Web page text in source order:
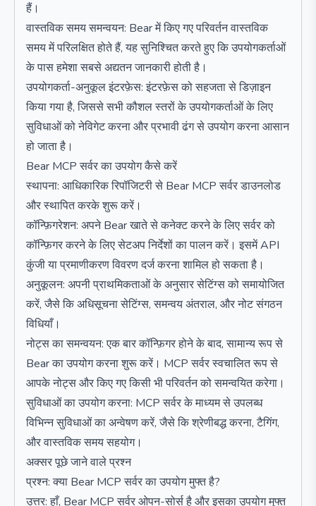
हैं।
वास्तविक समय समन्वयन: Bear में किए गए परिवर्तन वास्तविक
समय में परिलक्षित होते हैं, यह सुनिश्चित करते हुए कि उपयोगकर्ताओं
के पास हमेशा सबसे अद्यतन जानकारी होती है।
उपयोगकर्ता-अनुकूल इंटरफ़ेस: इंटरफ़ेस को सहजता से डिज़ाइन
किया गया है, जिससे सभी कौशल स्तरों के उपयोगकर्ताओं के लिए
सुविधाओं को नेविगेट करना और प्रभावी ढंग से उपयोग करना आसान
हो जाता है।
Bear MCP सर्वर का उपयोग कैसे करें
स्थापना: आधिकारिक रिपॉजिटरी से Bear MCP सर्वर डाउनलोड
और स्थापित करके शुरू करें।
कॉन्फ़िगरेशन: अपने Bear खाते से कनेक्ट करने के लिए सर्वर को
कॉन्फ़िगर करने के लिए सेटअप निर्देशों का पालन करें। इसमें API
कुंजी या प्रमाणीकरण विवरण दर्ज करना शामिल हो सकता है।
अनुकूलन: अपनी प्राथमिकताओं के अनुसार सेटिंग्स को समायोजित
करें, जैसे कि अधिसूचना सेटिंग्स, समन्वय अंतराल, और नोट संगठन
विधियाँ।
नोट्स का समन्वयन: एक बार कॉन्फ़िगर होने के बाद, सामान्य रूप से
Bear का उपयोग करना शुरू करें। MCP सर्वर स्वचालित रूप से
आपके नोट्स और किए गए किसी भी परिवर्तन को समन्वयित करेगा।
सुविधाओं का उपयोग करना: MCP सर्वर के माध्यम से उपलब्ध
विभिन्न सुविधाओं का अन्वेषण करें, जैसे कि श्रेणीबद्ध करना, टैगिंग,
और वास्तविक समय सहयोग।
अक्सर पूछे जाने वाले प्रश्न
प्रश्न: क्या Bear MCP सर्वर का उपयोग मुफ्त है?
उत्तर: हाँ, Bear MCP सर्वर ओपन-सोर्स है और इसका उपयोग मुफ्त